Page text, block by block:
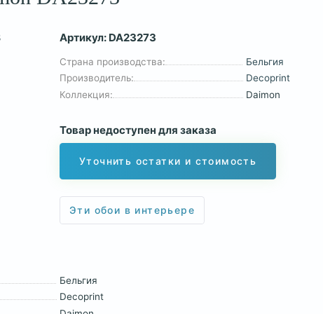
Артикул: DA23273
Страна производства:
Бельгия
Производитель:
Decoprint
Коллекция:
Daimon
Товар недоступен для заказа
Уточнить остатки и стоимость
Эти обои в интерьере
Бельгия
Decoprint